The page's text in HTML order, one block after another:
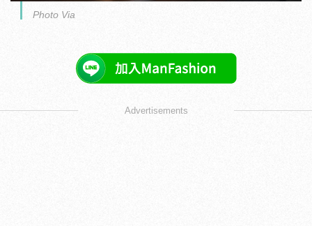
Photo Via
Advertisements